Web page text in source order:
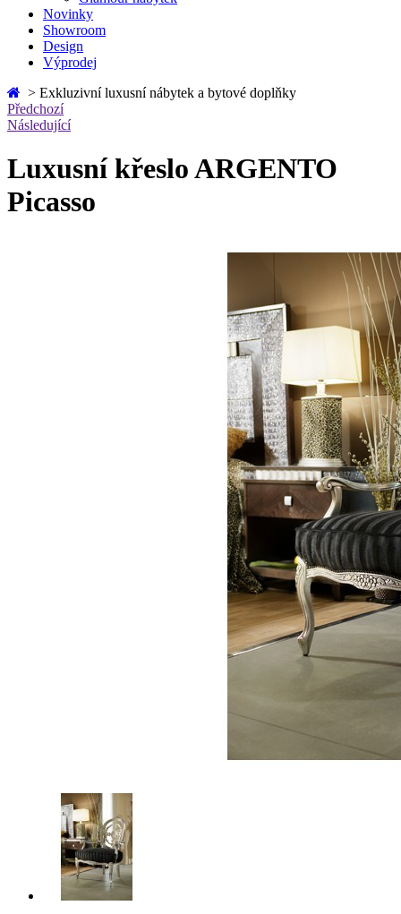
Novinky
Showroom
Design
Výprodej
> Exkluzivní luxusní nábytek a bytové doplňky
Předchozí
Následující
Luxusní křeslo ARGENTO
Picasso